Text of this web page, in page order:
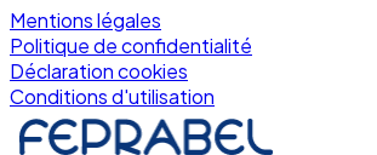
Mentions légales
Politique de confidentialité
Déclaration cookies
Conditions d'utilisation